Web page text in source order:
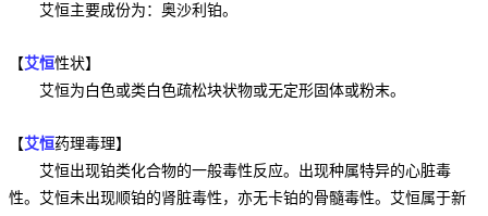
艾恒主要成份为：奥沙利铂。
【艾恒性状】
艾恒为白色或类白色疏松块状物或无定形固体或粉末。
【艾恒药理毒理】
艾恒出现铂类化合物的一般毒性反应。出现种属特异的心脏毒
性。艾恒未出现顺铂的肾脏毒性，亦无卡铂的骨髓毒性。艾恒属于新